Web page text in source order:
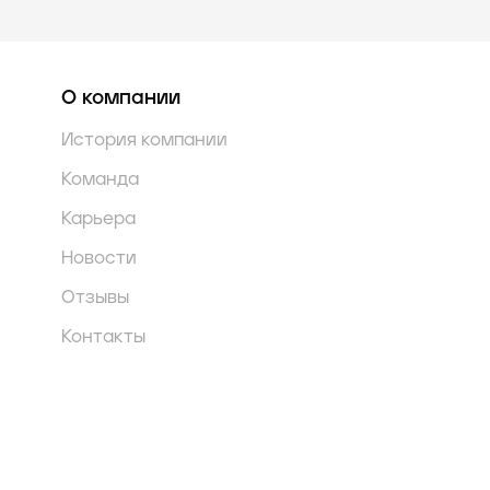
О компании
История компании
Команда
Карьера
Новости
Отзывы
Контакты